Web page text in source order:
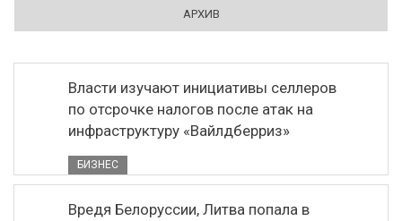
АРХИВ
Власти изучают инициативы селлеров
по отсрочке налогов после атак на
инфраструктуру «Вайлдберриз»
БИЗНЕС
Вредя Белоруссии, Литва попала в